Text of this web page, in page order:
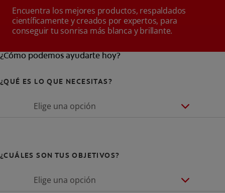
Encuentra los mejores productos, respaldados
científicamente y creados por expertos, para
conseguir tu sonrisa más blanca y brillante.
¿Cómo podemos ayudarte hoy?
¿QUÉ ES LO QUE NECESITAS?
Elige una opción
¿CUÁLES SON TUS OBJETIVOS?
Elige una opción